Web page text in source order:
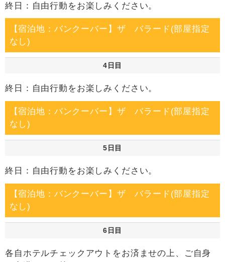
終日：自由行動をお楽しみください。
【宿泊地：バンクーバー】ザ バラード(部屋指定
なし)
4日目
終日：自由行動をお楽しみください。
【宿泊地：バンクーバー】ザ バラード(部屋指定
なし)
5日目
終日：自由行動をお楽しみください。
【宿泊地：バンクーバー】ザ バラード(部屋指定
なし)
6日目
各自ホテルチェックアウトをお済ませの上、ご自身